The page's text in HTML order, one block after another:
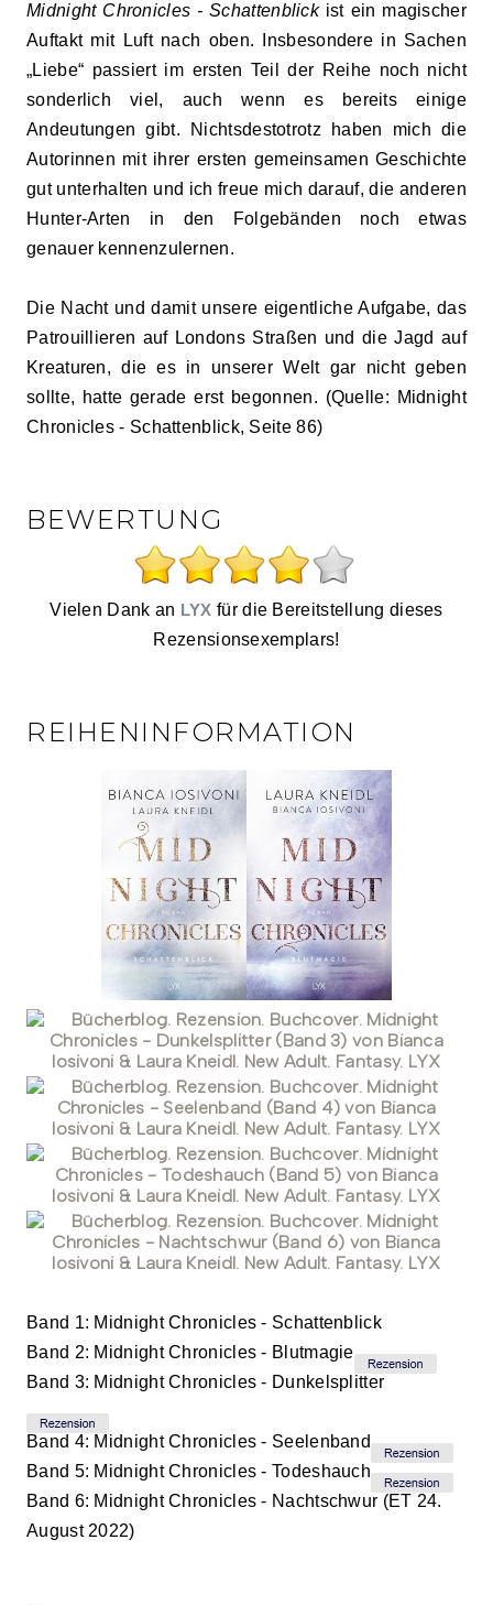
Midnight Chronicles - Schattenblickist ein magischer
Auftakt mit Luft nach oben. Insbesondere in Sachen
„Liebe“ passiert im ersten Teil der Reihe noch nicht
sonderlich viel, auch wenn es bereits einige
Andeutungen gibt. Nichtsdestotrotz haben mich die
Autorinnen mit ihrer ersten gemeinsamen Geschichte
gut unterhalten und ich freue mich darauf, die anderen
Hunter-Arten in den Folgebänden noch etwas
genauer kennenzulernen.
Die Nacht und damit unsere eigentliche Aufgabe, das
Patrouillieren auf Londons Straßen und die Jagd auf
Kreaturen, die es in unserer Welt gar nicht geben
sollte, hatte gerade erst begonnen. (Quelle: Midnight
Chronicles - Schattenblick, Seite 86)
BEWERTUNG
Vielen Dank an LYX für die Bereitstellung dieses
Rezensionsexemplars!
REIHENINFORMATION
Band 1: Midnight Chronicles - Schattenblick
Band 2: Midnight Chronicles - Blutmagie
Band 3: Midnight Chronicles - Dunkelsplitter
Band 4: Midnight Chronicles - Seelenband
Band 5: Midnight Chronicles - Todeshauch
Band 6: Midnight Chronicles - Nachtschwur (ET 24.
August 2022)